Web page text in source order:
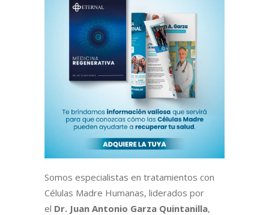
Somos especialistas en tratamientos con
Células Madre Humanas, liderados por
el Dr. Juan Antonio Garza Quintanilla,